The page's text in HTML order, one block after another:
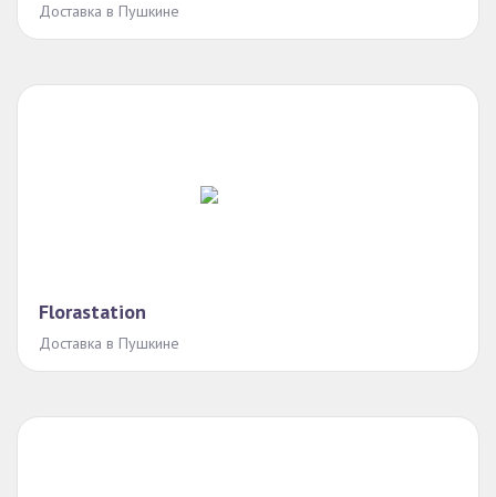
Доставка в Пушкине
Florastation
Доставка в Пушкине